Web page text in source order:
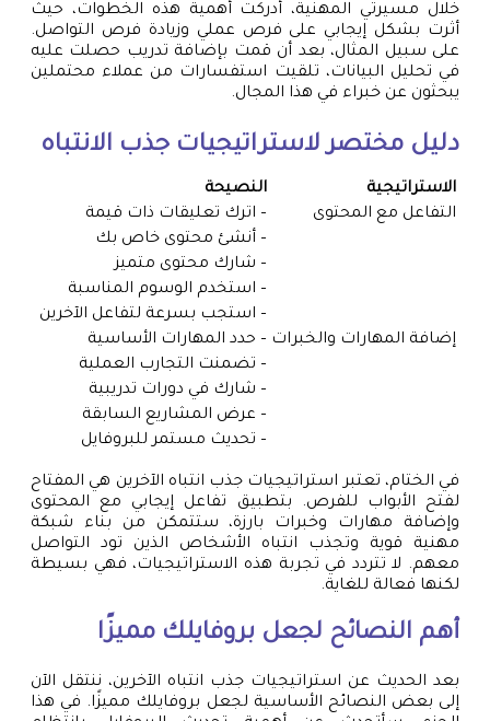
خلال مسيرتي المهنية، أدركت أهمية هذه الخطوات، حيث
أثرت بشكل إيجابي على فرص عملي وزيادة فرص التواصل.
على سبيل المثال، بعد أن قمت بإضافة تدريب حصلت عليه
في تحليل البيانات، تلقيت استفسارات من عملاء محتملين
يبحثون عن خبراء في هذا المجال.
دليل مختصر لاستراتيجيات جذب الانتباه
الاستراتيجية
النصيحة
التفاعل مع المحتوى
– اترك تعليقات ذات قيمة
– أنشئ محتوى خاص بك
– شارك محتوى متميز
– استخدم الوسوم المناسبة
– استجب بسرعة لتفاعل الآخرين
إضافة المهارات والخبرات – حدد المهارات الأساسية
– تضمنت التجارب العملية
– شارك في دورات تدريبية
– عرض المشاريع السابقة
– تحديث مستمر للبروفايل
في الختام، تعتبر استراتيجيات جذب انتباه الآخرين هي المفتاح
لفتح الأبواب للفرص. بتطبيق تفاعل إيجابي مع المحتوى
وإضافة مهارات وخبرات بارزة، ستتمكن من بناء شبكة
مهنية قوية وتجذب انتباه الأشخاص الذين تود التواصل
معهم. لا تتردد في تجربة هذه الاستراتيجيات، فهي بسيطة
لكنها فعالة للغاية.
أهم النصائح لجعل بروفايلك مميزًا
بعد الحديث عن استراتيجيات جذب انتباه الآخرين، ننتقل الآن
إلى بعض النصائح الأساسية لجعل بروفايلك مميزًا. في هذا